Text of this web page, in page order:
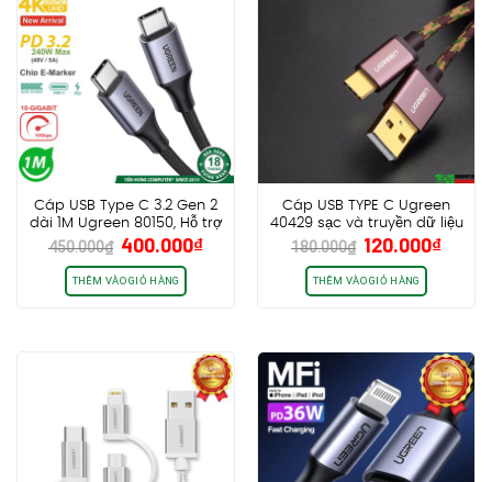
Cáp USB Type C 3.2 Gen 2
dài 1M Ugreen 80150, Hỗ trợ
hình ảnh 4K@60Hz, 240W,
10Gbps (dòng new)
450.000₫ Giá
gốc
là:
450.000₫.
400.000₫Giá
THÊM VÀO GIỎ HÀNG
Cáp USB TYPE C Ugreen
40429 sạc và truyền dữ liệu
bọc Jeans màu nâu cao
cấp
180.000₫ Giá
gốc
là:
180.000₫.
120.000₫Giá
THÊM VÀO GIỎ HÀNG